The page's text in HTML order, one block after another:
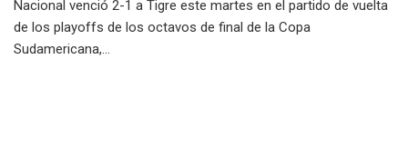
Nacional venció 2-1 a Tigre este martes en el partido de vuelta
de los playoffs de los octavos de final de la Copa
Sudamericana,...